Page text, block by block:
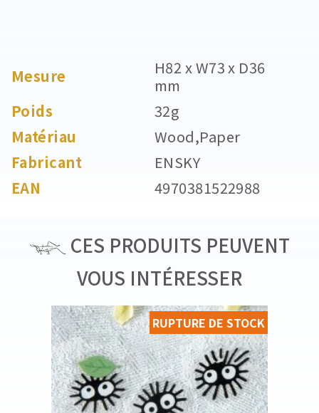
Mesure
H82 x W73 x D36
mm
Poids
32g
Matériau
Wood,Paper
Fabricant
ENSKY
EAN
4970381522988
CES PRODUITS PEUVENT
VOUS INTÉRESSER
RUPTURE DE STOCK